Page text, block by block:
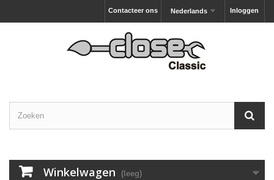
Inloggen
Nederlands
Contacteer ons
Winkelwagen (leeg)